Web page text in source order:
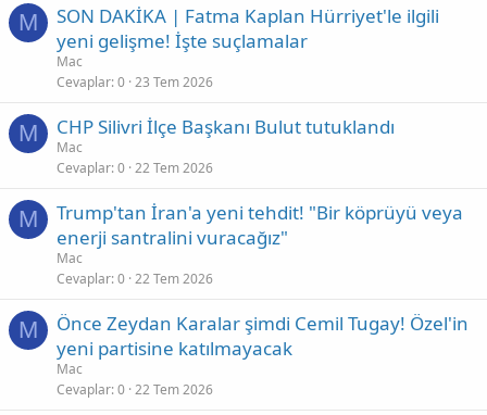
M
SON DAKİKA | Fatma Kaplan Hürriyet'le ilgili
yeni gelişme! İşte suçlamalar
Mac
Cevaplar 0 23 Tem 2026
M CHP Silivri İlçe Başkanı Bulut tutuklandı
Mac
Cevaplar 0 22 Tem 2026
M
Trump'tan İran'a yeni tehdit! "Bir köprüyü veya
enerji santralini vuracağız"
Mac
Cevaplar 0 22 Tem 2026
M
Önce Zeydan Karalar şimdi Cemil Tugay! Özel'in
yeni partisine katılmayacak
Mac
Cevaplar 0 22 Tem 2026